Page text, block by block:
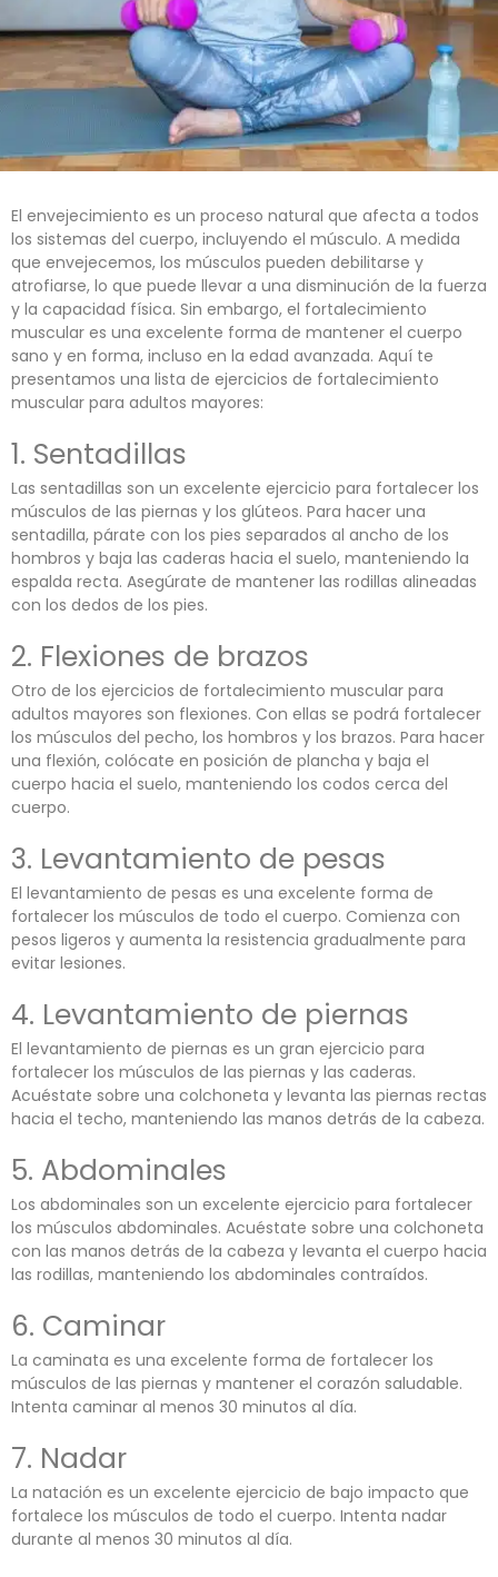
El envejecimiento es un proceso natural que afecta a todos
los sistemas del cuerpo, incluyendo el músculo. A medida
que envejecemos, los músculos pueden debilitarse y
atrofiarse, lo que puede llevar a una disminución de la fuerza
y la capacidad física. Sin embargo, el fortalecimiento
muscular es una excelente forma de mantener el cuerpo
sano y en forma, incluso en la edad avanzada. Aquí te
presentamos una lista de ejercicios de fortalecimiento
muscular para adultos mayores:
1. Sentadillas
Las sentadillas son un excelente ejercicio para fortalecer los
músculos de las piernas y los glúteos. Para hacer una
sentadilla, párate con los pies separados al ancho de los
hombros y baja las caderas hacia el suelo, manteniendo la
espalda recta. Asegúrate de mantener las rodillas alineadas
con los dedos de los pies.
2. Flexiones de brazos
Otro de los ejercicios de fortalecimiento muscular para
adultos mayores son flexiones. Con ellas se podrá fortalecer
los músculos del pecho, los hombros y los brazos. Para hacer
una flexión, colócate en posición de plancha y baja el
cuerpo hacia el suelo, manteniendo los codos cerca del
cuerpo.
3. Levantamiento de pesas
El levantamiento de pesas es una excelente forma de
fortalecer los músculos de todo el cuerpo. Comienza con
pesos ligeros y aumenta la resistencia gradualmente para
evitar lesiones.
4. Levantamiento de piernas
El levantamiento de piernas es un gran ejercicio para
fortalecer los músculos de las piernas y las caderas.
Acuéstate sobre una colchoneta y levanta las piernas rectas
hacia el techo, manteniendo las manos detrás de la cabeza.
5. Abdominales
Los abdominales son un excelente ejercicio para fortalecer
los músculos abdominales. Acuéstate sobre una colchoneta
con las manos detrás de la cabeza y levanta el cuerpo hacia
las rodillas, manteniendo los abdominales contraídos.
6. Caminar
La caminata es una excelente forma de fortalecer los
músculos de las piernas y mantener el corazón saludable.
Intenta caminar al menos 30 minutos al día.
7. Nadar
La natación es un excelente ejercicio de bajo impacto que
fortalece los músculos de todo el cuerpo. Intenta nadar
durante al menos 30 minutos al día.